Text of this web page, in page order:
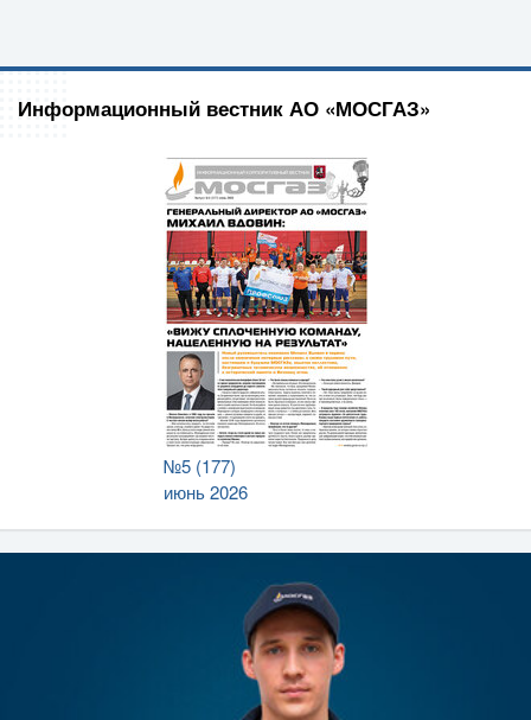
Информационный вестник АО «МОСГАЗ»
№5 (177)
июнь 2026